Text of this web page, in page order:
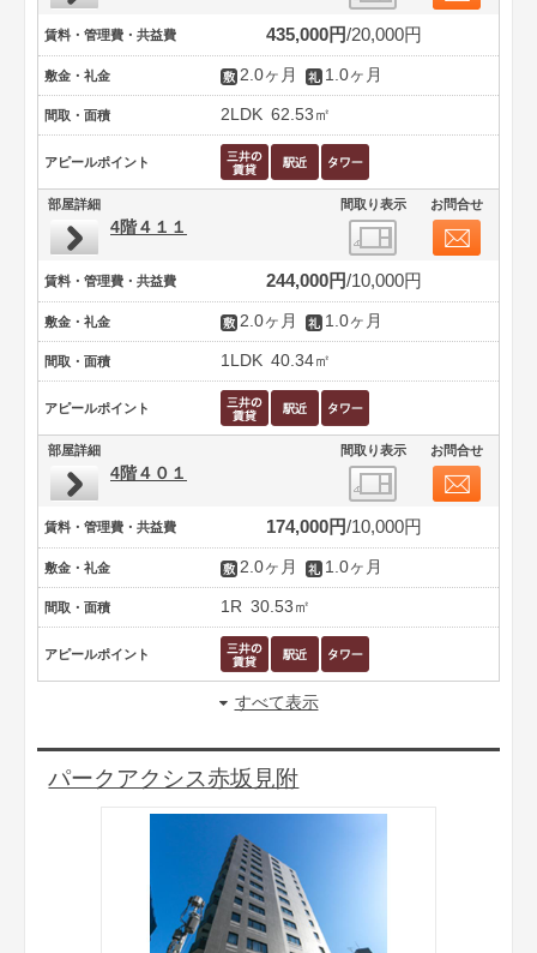
賃料・管理費・共益費 435,000円 20,000円
敷金・礼金 2.0ヶ月 1.0ヶ月
間取・面積 2LDK 62.53㎡
アピールポイント
部屋詳細 間取り表示 お問合せ
4階４１１
賃料・管理費・共益費 244,000円 10,000円
敷金・礼金 2.0ヶ月 1.0ヶ月
間取・面積 1LDK 40.34㎡
アピールポイント
部屋詳細 間取り表示 お問合せ
4階４０１
賃料・管理費・共益費 174,000円 10,000円
敷金・礼金 2.0ヶ月 1.0ヶ月
間取・面積 1R 30.53㎡
アピールポイント
すべて表示
パークアクシス赤坂見附